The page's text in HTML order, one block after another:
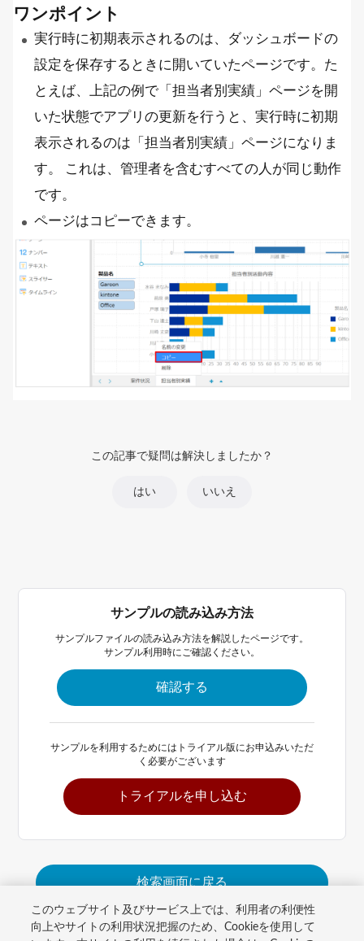
ワンポイント
実行時に初期表示されるのは、ダッシュボードの
設定を保存するときに開いていたページです。た
とえば、上記の例で「担当者別実績」ページを開
いた状態でアプリの更新を行うと、実行時に初期
表示されるのは「担当者別実績」ページになりま
す。 これは、管理者を含むすべての人が同じ動作
です。
ページはコピーできます。
この記事で疑問は解決しましたか？
はい いいえ
サンプルの読み込み方法
サンプルファイルの読み込み方法を解説したページです。
サンプル利用時にご確認ください。
確認する
サンプルを利用するためにはトライアル版にお申込みいただ
く必要がございます
トライアルを申し込む
検索画面に戻る
このウェブサイト及びサービス上では、利用者の利便性
向上やサイトの利用状況把握のため、Cookieを使用して